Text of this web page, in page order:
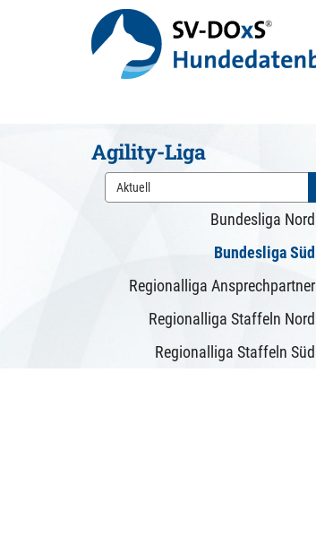
Agility-Liga
Aktuell
Bundesliga Nord
Bundesliga Süd
Regionalliga Ansprechpartner
Regionalliga Staffeln Nord
Regionalliga Staffeln Süd